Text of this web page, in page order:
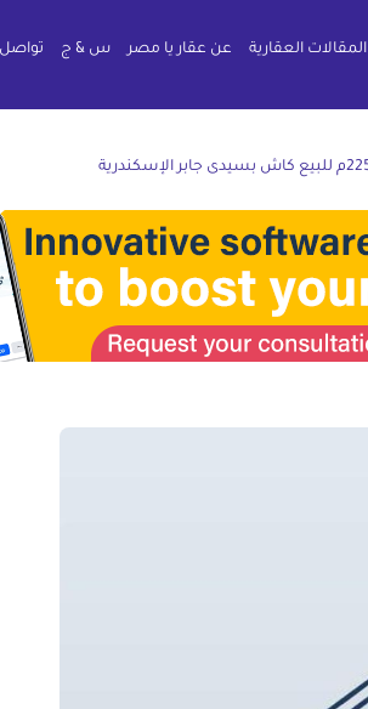
المقالات العقارية عن عقار يا مصر س & ج